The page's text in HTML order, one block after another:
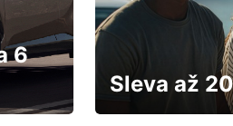
6
Sleva až